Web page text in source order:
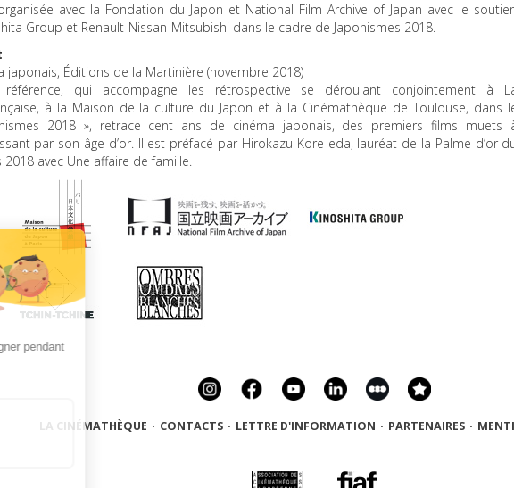
avec la Fondation du Japon et National Film Archive of Japan avec le
Group et Renault-Nissan-Mitsubishi dans le cadre de Japonismes 2018.
japonais, Éditions de la Martinière (novembre 2018)
qui accompagne les rétrospective se déroulant conjointement à
à la Maison de la culture du Japon et à la Cinémathèque de Toulouse, dans
2018 », retrace cent ans de cinéma japonais, des premiers films muets
par son âge d’or. Il est préfacé par Hirokazu Kore-eda, lauréat de la Palme d’or
2018 avec Une affaire de famille.
LA CINÉMATHÈQUE · CONTACTS · LETTRE D'INFORMATION · PARTENAIRES ·